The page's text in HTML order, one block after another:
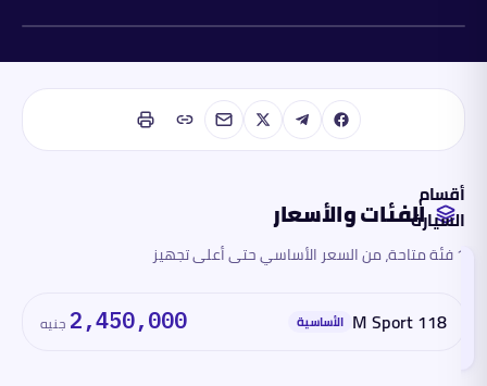
أقسام
السيارة
الفئات
هذا
القسم
الفئات والأسعار
1 فئة متاحة، من السعر الأساسي حتى أعلى تجهيز
118 M Sport الأساسية 2,450,000 جنيه